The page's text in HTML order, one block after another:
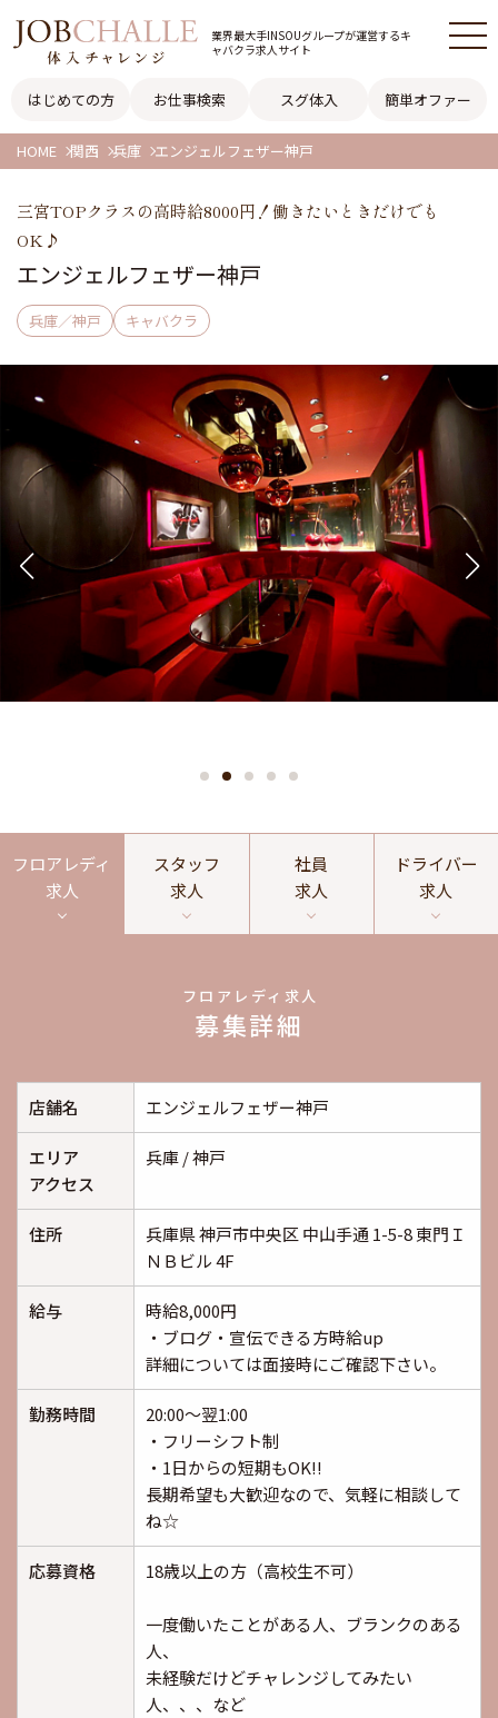
業界最大手INSOUグループが運営するキ
ャバクラ求人サイト
はじめての方 お仕事検索 スグ体入 簡単オファー
HOME 関西 兵庫 エンジェルフェザー神戸
三宮TOPクラスの高時給8000円！働きたいときだけでも
OK♪
エンジェルフェザー神戸
兵庫／神戸 キャバクラ
フロアレディ
求人
スタッフ
求人
社員
求人
ドライバー
求人
フロアレディ求人
募集詳細
店舗名 エンジェルフェザー神戸
エリア
アクセス
兵庫 / 神戸
住所
兵庫県 神戸市中央区 中山手通 1-5-8 東門Ｉ
ＮＢビル 4F
給与
時給8,000円
・ブログ・宣伝できる方時給up
詳細については面接時にご確認下さい。
勤務時間
20:00～翌1:00
・フリーシフト制
・1日からの短期もOK!!
長期希望も大歓迎なので、気軽に相談して
ね☆
応募資格 18歳以上の方（高校生不可）
一度働いたことがある人、ブランクのある
人、
未経験だけどチャレンジしてみたい
人、、、など